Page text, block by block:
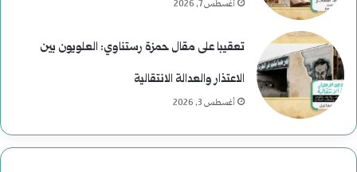
أغسطس 7, 2026
تعقيبا على مقال حمزة رستناوي: العلويون بين
الاعتذار والعدالة الانتقالية
أغسطس 3, 2026